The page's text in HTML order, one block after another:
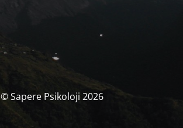
© Sapere Psikoloji 2026